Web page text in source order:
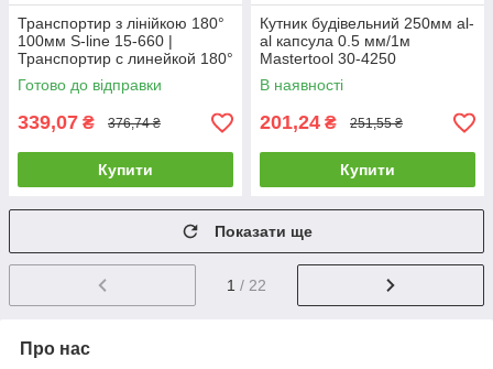
Транспортир з лінійкою 180°
100мм S-line 15-660 |
Транспортир с линейкой 180°
100мм S-line
Готово до відправки
339,07 ₴ 376,74 ₴
Купити
Кутник будівельний 250мм al-
al капсула 0.5 мм/1м
Mastertool 30-4250
В наявності
201,24 ₴ 251,55 ₴
Купити
Показати ще
1 / 22
Про нас